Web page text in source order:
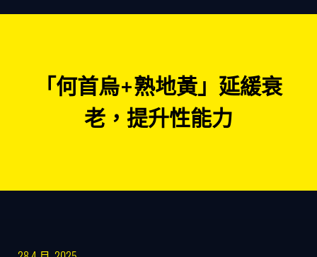
「何首烏+熟地黃」延緩衰
老，提升性能力